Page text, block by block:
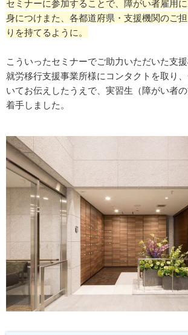
セミナーに参加することで、障がい者雇用
身につけまた、各都道府県・支援機関のご
りを持てるように。
こういったセミナーでご助力いただいた支
就労移行支援事業所様にコンタクトを取り
いてお伝えしたうえで、実習生（障がい者
着手しました。